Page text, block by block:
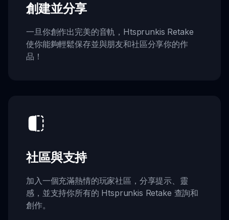
創建並分享
一旦你創作出完美的音軌，Htsprunkis Retake
使你能夠輕鬆保存並與朋友和社區分享你的作
品！
社區與支持
加入一個充滿熱情的玩家社區，分享提示、靈
感，並支持你所有的 Htsprunkis Retake 查詢和
創作。